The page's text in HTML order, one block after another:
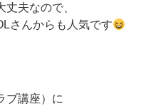
夫なので、
さんからも人気です
ブ講座）に